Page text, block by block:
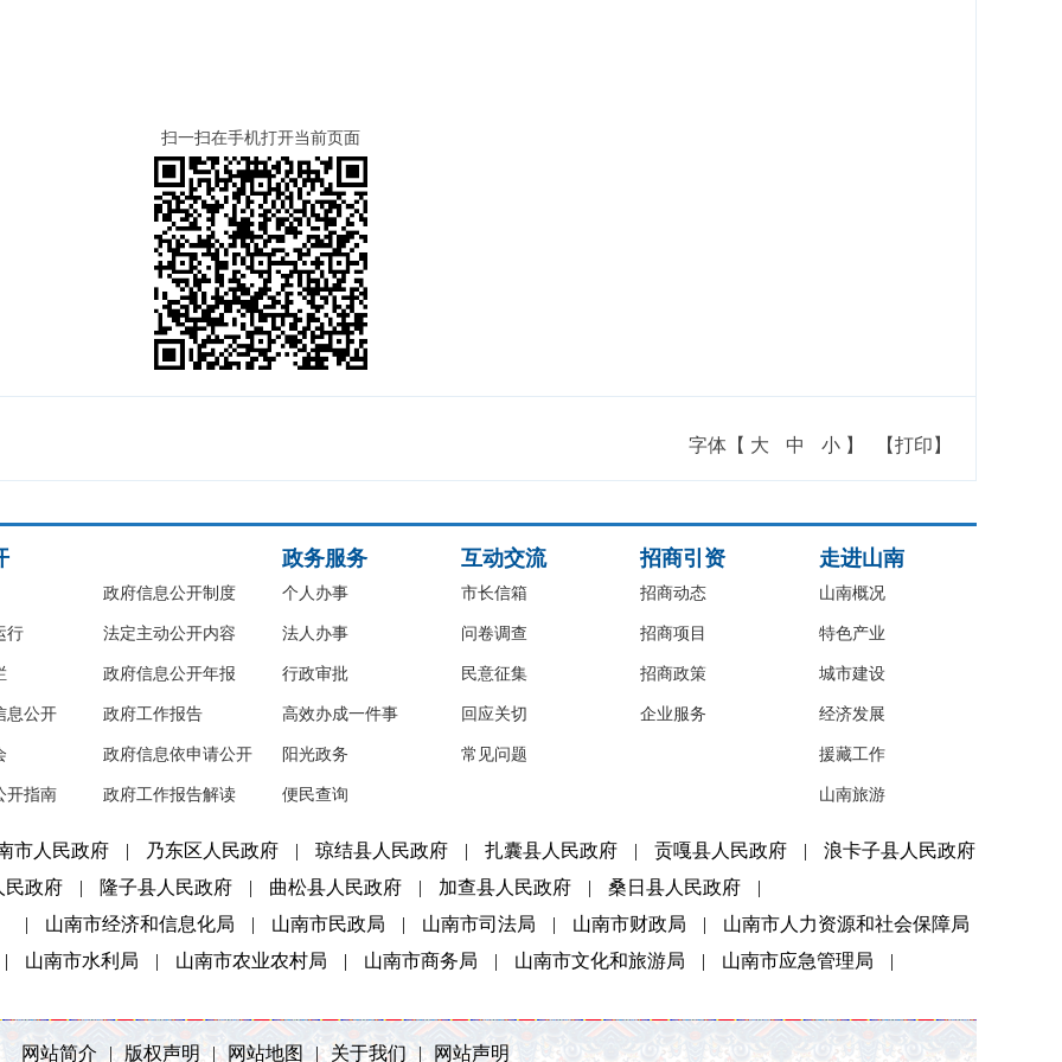
扫一扫在手机打开当前页面
字体【 大 中 小 】 【打印】
行
息公开
开指南
政府信息公开制度
法定主动公开内容
政府信息公开年报
政府工作报告
政府信息依申请公开
政府工作报告解读
政务服务
个人办事
法人办事
行政审批
高效办成一件事
阳光政务
便民查询
互动交流
市长信箱
问卷调查
民意征集
回应关切
常见问题
招商引资
招商动态
招商项目
招商政策
企业服务
走进山南
山南概况
特色产业
城市建设
经济发展
援藏工作
山南旅游
市人民政府 | 乃东区人民政府 | 琼结县人民政府 | 扎囊县人民政府 | 贡嘎县人民政府 |
浪卡子县人民政府
民政府 | 隆子县人民政府 | 曲松县人民政府 | 加查县人民政府 | 桑日县人民政府
|
| 山南市经济和信息化局 | 山南市民政局 | 山南市司法局 | 山南市财政局 |
山南市人力资源和社会保障局
| 山南市水利局 | 山南市农业农村局 | 山南市商务局 | 山南市文化和旅游局 | 山南市应急管理局
|
网站简介 | 版权声明 | 网站地图 | 关于我们 | 网站声明